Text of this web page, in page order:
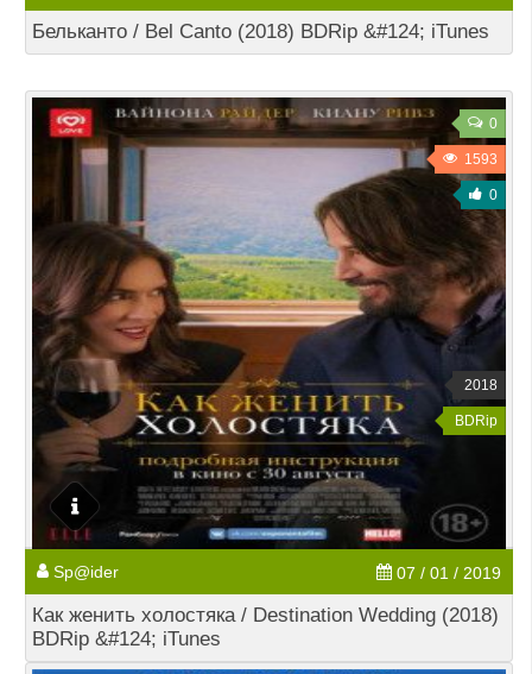
Бельканто / Bel Canto (2018) BDRip &#124; iTunes
0
1593
0
2018
BDRip
Sp@ider 07 / 01 / 2019
Как женить холостяка / Destination Wedding (2018)
BDRip &#124; iTunes